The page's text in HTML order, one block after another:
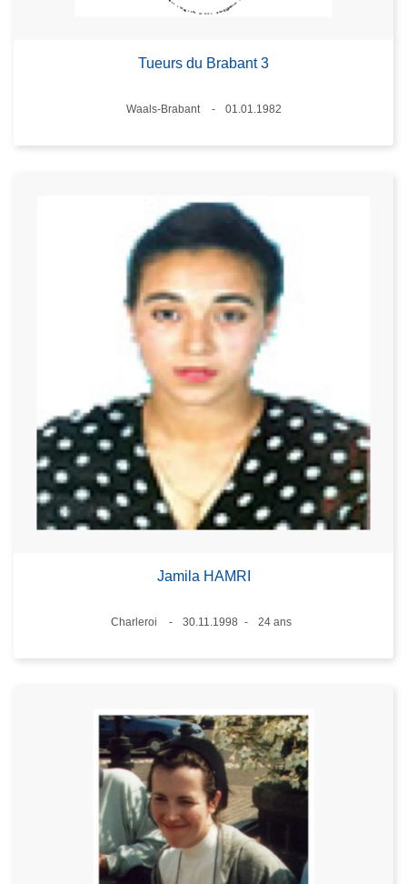
Tueurs du Brabant 3
Lieux
Waals-Brabant
01.01.1982
Jamila HAMRI
Lieux
Charleroi
30.11.1998
24 ans